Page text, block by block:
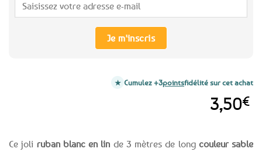
Ce joli ruban blanc en lin de 3 mètres de long couleur sable
3,50€
Je m'inscris
Cumulez +3pointsfidélité sur cet achat